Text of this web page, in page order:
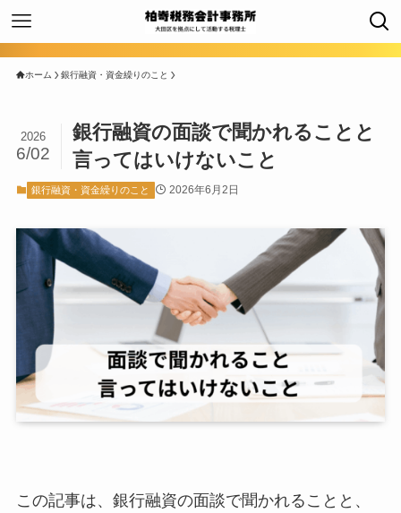
ホーム 銀行融資・資金繰りのこと
銀行融資の面談で聞かれることと
言ってはいけないこと
2026
6/02
銀行融資・資金繰りのこと 2026年6月2日
この記事は、銀行融資の面談で聞かれることと、